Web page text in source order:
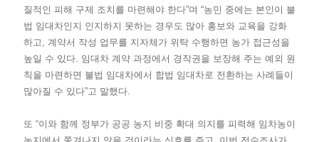
질적인 피해 구제 조치를 마련해야 한다”며 “농민 중에는 본인이 불
법 임대차인지 인지하지 못하는 경우도 많아 홍보와 교육을 강화
하고, 계약서 작성 업무를 지자체가 위탁 수행하면 농가 접근성을
높일 수 있다. 임대차 계약 과정에서 경작권을 보장해 주는 예외 원
칙을 마련하면 불법 임대차에서 합법 임대차로 전환하는 사례들이
많아질 수 있다”고 말했다.
또 “이와 함께 정부가 공공 농지 비중 확대 의지를 피력해 임차농이